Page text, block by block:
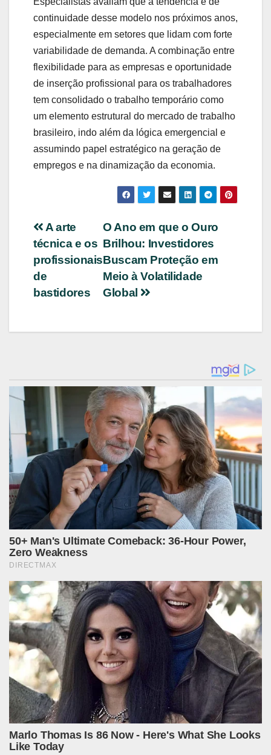
continuidade desse modelo nos próximos anos,
especialmente em setores que lidam com forte
variabilidade de demanda. A combinação entre
flexibilidade para as empresas e oportunidade
de inserção profissional para os trabalhadores
tem consolidado o trabalho temporário como
um elemento estrutural do mercado de trabalho
brasileiro, indo além da lógica emergencial e
assumindo papel estratégico na geração de
empregos e na dinamização da economia.
Navegação
de
Post
O Ano em que o Ouro
Brilhou: Investidores
Buscam Proteção em
Meio à Volatilidade
Global
A arte
técnica e os
profissionais
de
bastidores